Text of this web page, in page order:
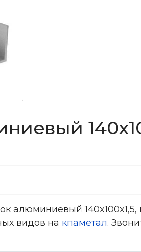
алюминиевый
видов на кпаметал.